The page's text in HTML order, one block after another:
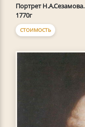
Портрет Н.А.Сезамова.
1770г
СТОИМОСТЬ